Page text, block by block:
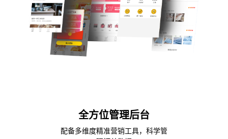
全方位管理后台
配备多维度精准营销工具，科学管